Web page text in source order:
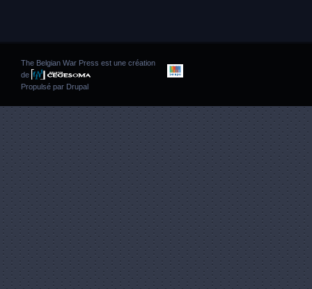
The Belgian War Press est une création
de
Propulsé par Drupal